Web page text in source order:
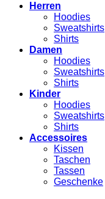
Herren
Hoodies
Sweatshirts
Shirts
Damen
Hoodies
Sweatshirts
Shirts
Kinder
Hoodies
Sweatshirts
Shirts
Accessoires
Kissen
Taschen
Tassen
Geschenke